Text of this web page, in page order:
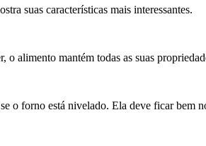
suas características mais interessantes.
alimento mantém todas as suas
o forno está nivelado. Ela deve ficar